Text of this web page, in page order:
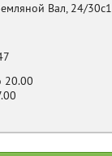
Вал, 24/30с1
20.00